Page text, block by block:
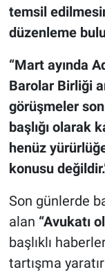
temsil
düzenleme
“Mart ayında
Barolar Birliği
görüşmeler
başlığı olarak
henüz
konusu
Son günlerde
alan “Avukatı
başlıklı
tartışma